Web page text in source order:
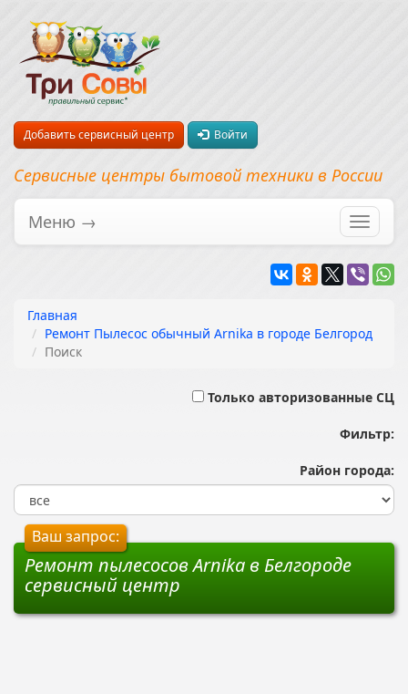
Добавить сервисный центр Войти
Сервисные центры бытовой техники в России
Меню →
Главная
Ремонт Пылесос обычный Arnika в городе Белгород
Поиск
Только авторизованные СЦ
Фильтр:
Район города:
Ваш запрос:
Ремонт пылесосов Arnika в Белгороде
сервисный центр